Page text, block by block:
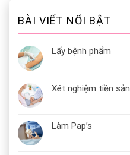
BÀI VIẾT NỔI BẬT
Lấy bệnh phẩm
Xét nghiệm tiền sản
Làm Pap’s